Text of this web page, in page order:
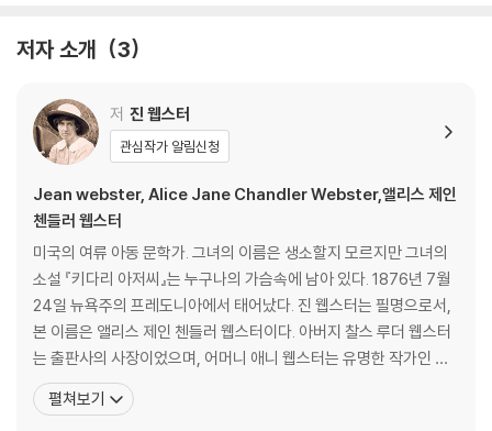
을 느끼게 된다.
일러스트로 담겨 있다. 주디의 학교생활, 키다리 아저씨와의 운명적인 만
남 등이 김지혁 작가만의 감수성을 담은 일러스트로 재탄생했다. 어린 시
싶은 책이 되어 줄 것이다.
저자 소개 3
저 진 웹스터
관심작가 알림신청
Jean webster, Alice Jane Chandler Webster,앨리스 제인
첸들러 웹스터
미국의 여류 아동 문학가. 그녀의 이름은 생소할지 모르지만 그녀의
소설 『키다리 아저씨』는 누구나의 가슴속에 남아 있다. 1876년 7월
24일 뉴욕주의 프레도니아에서 태어났다. 진 웹스터는 필명으로서,
본 이름은 앨리스 제인 첸들러 웹스터이다. 아버지 찰스 루더 웹스터
는 출판사의 사장이었으며, 어머니 애니 웹스터는 유명한 작가인 마
크 트웨인의 조카이다. 태어날 때부터 이처럼 문학적인 환경에서 자
란 진 웹스터는 여학교 시절부터 시와 작문에 뛰어난 소녀였다. 1896
펼쳐보기